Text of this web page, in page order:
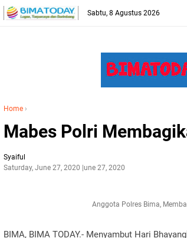
Sabtu, 8 Agustus 2026
Home ›
Mabes Polri
Syaiful
Saturday, June 27, 2020 June 27, 2020
Anggota Polres Bima,
BIMA, BIMA TODAY.- Menyambut Hari